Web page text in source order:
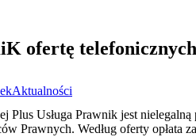
ofertę
Aktualności
Plus Usługa Prawnik jest
Prawnych. Według oferty opłata